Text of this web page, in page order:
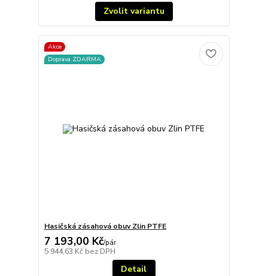
Zvolit variantu
Akce
Doprava ZDARMA
Hasičská zásahová obuv Zlin PTFE
7 193,00 Kč/pár
5 944,63 Kč bez DPH
Detail